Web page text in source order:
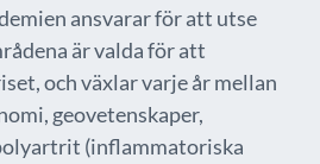
ansvarar för att utse
är valda för att
och växlar varje år mellan
geovetenskaper,
(inflammatoriska